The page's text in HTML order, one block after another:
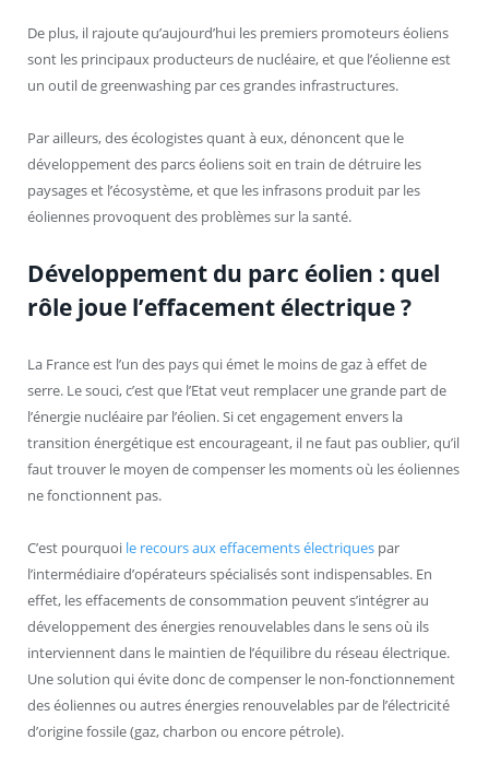
De plus, il rajoute qu’aujourd’hui les premiers promoteurs éoliens
sont les principaux producteurs de nucléaire, et que l’éolienne est
un outil de greenwashing par ces grandes infrastructures.
Par ailleurs, des écologistes quant à eux, dénoncent que le
développement des parcs éoliens soit en train de détruire les
paysages et l’écosystème, et que les infrasons produit par les
éoliennes provoquent des problèmes sur la santé.
Développement du parc éolien : quel
rôle joue l’effacement électrique ?
La France est l’un des pays qui émet le moins de gaz à effet de
serre. Le souci, c’est que l’Etat veut remplacer une grande part de
l’énergie nucléaire par l’éolien. Si cet engagement envers la
transition énergétique est encourageant, il ne faut pas oublier, qu’il
faut trouver le moyen de compenser les moments où les éoliennes
ne fonctionnent pas.
C’est pourquoi le recours aux effacements électriques par
l’intermédiaire d’opérateurs spécialisés sont indispensables. En
effet, les effacements de consommation peuvent s’intégrer au
développement des énergies renouvelables dans le sens où ils
interviennent dans le maintien de l’équilibre du réseau électrique.
Une solution qui évite donc de compenser le non-fonctionnement
des éoliennes ou autres énergies renouvelables par de l’électricité
d’origine fossile (gaz, charbon ou encore pétrole).